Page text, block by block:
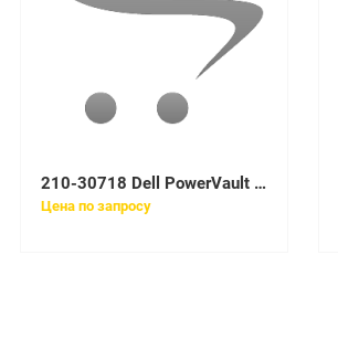
210-30718 Dell PowerVault MD1220 SAS 24xSFF Dual EMM, noHDD UpTo24SFF, 2x1,2TB SAS 10k, 2x600W RPS, 2xCable SAS 2m, Bezel, ReadyRails, 3YPSNBD
Цена по запросу